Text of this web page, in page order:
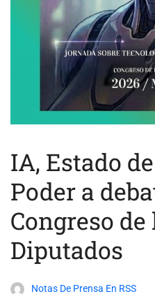
IA, Estado
Poder a
Congreso de
Diputados
Notas De Prensa En RSS